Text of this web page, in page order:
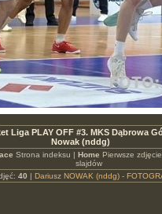
Liga PLAY OFF #3. MKS Dąbrowa
Nowak (nddg)
Strona indeksu | Home Pierwsze
slajdów
40 | Dariusz NOWAK (nddg) -